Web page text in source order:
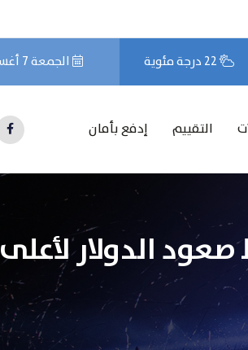
22 درجة مئوية الجمعة 7 أغسطس 2026
التقييم إدفع بأمان
الدولار لأعلى